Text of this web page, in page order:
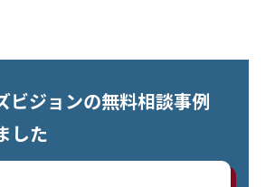
ビジョンの無料相談事例
した